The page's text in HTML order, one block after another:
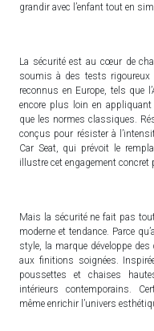
grandir avec l’enfant tout en
La sécurité est au cœur de
soumis à des tests rigoureux
reconnus en Europe, tels que
encore plus loin en
que les normes classiques.
conçus pour résister à
Car Seat, qui prévoit le
illustre cet engagement
Mais la sécurité ne fait pas
moderne et tendance. Parce
style, la marque développe
aux finitions soignées.
poussettes et chaises
intérieurs contemporains.
même enrichir l’univers